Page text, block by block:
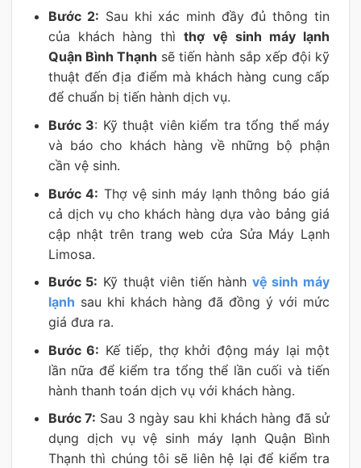
Bước 2: Sau khi xác minh đầy đủ thông tin
của khách hàng thìthợ vệ sinh máy lạnh
Quận Bình Thạnh sẽ tiến hành sắp xếp đội kỹ
thuật đến địa điểm mà khách hàng cung cấp
để chuẩn bị tiến hành dịch vụ.
Bước 3: Kỹ thuật viên kiểm tra tổng thể máy
và báo cho khách hàng về những bộ phận
cần vệ sinh.
Bước 4: Thợ vệ sinh máy lạnh thông báo giá
cả dịch vụ cho khách hàng dựa vào bảng giá
cập nhật trên trang web cửa Sửa Máy Lạnh
Limosa.
Bước 5: Kỹ thuật viên tiến hành vệ sinh máy
lạnh sau khi khách hàng đã đồng ý với mức
giá đưa ra.
Bước 6: Kế tiếp, thợ khởi động máy lại một
lần nữa để kiểm tra tổng thể lần cuối và tiến
hành thanh toán dịch vụ với khách hàng.
Bước 7: Sau 3 ngày sau khi khách hàng đã sử
dụng dịch vụ vệ sinh máy lạnh Quận Bình
Thạnh thì chúng tôi sẽ liên hệ lại để kiểm tra